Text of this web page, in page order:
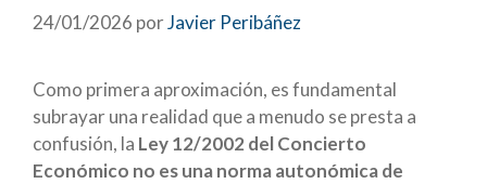
24/01/2026 porJavier Peribáñez
Como primera aproximación, es fundamental
subrayar una realidad que a menudo se presta a
confusión, la Ley 12/2002 del Concierto
Económico no es una norma autonómica de